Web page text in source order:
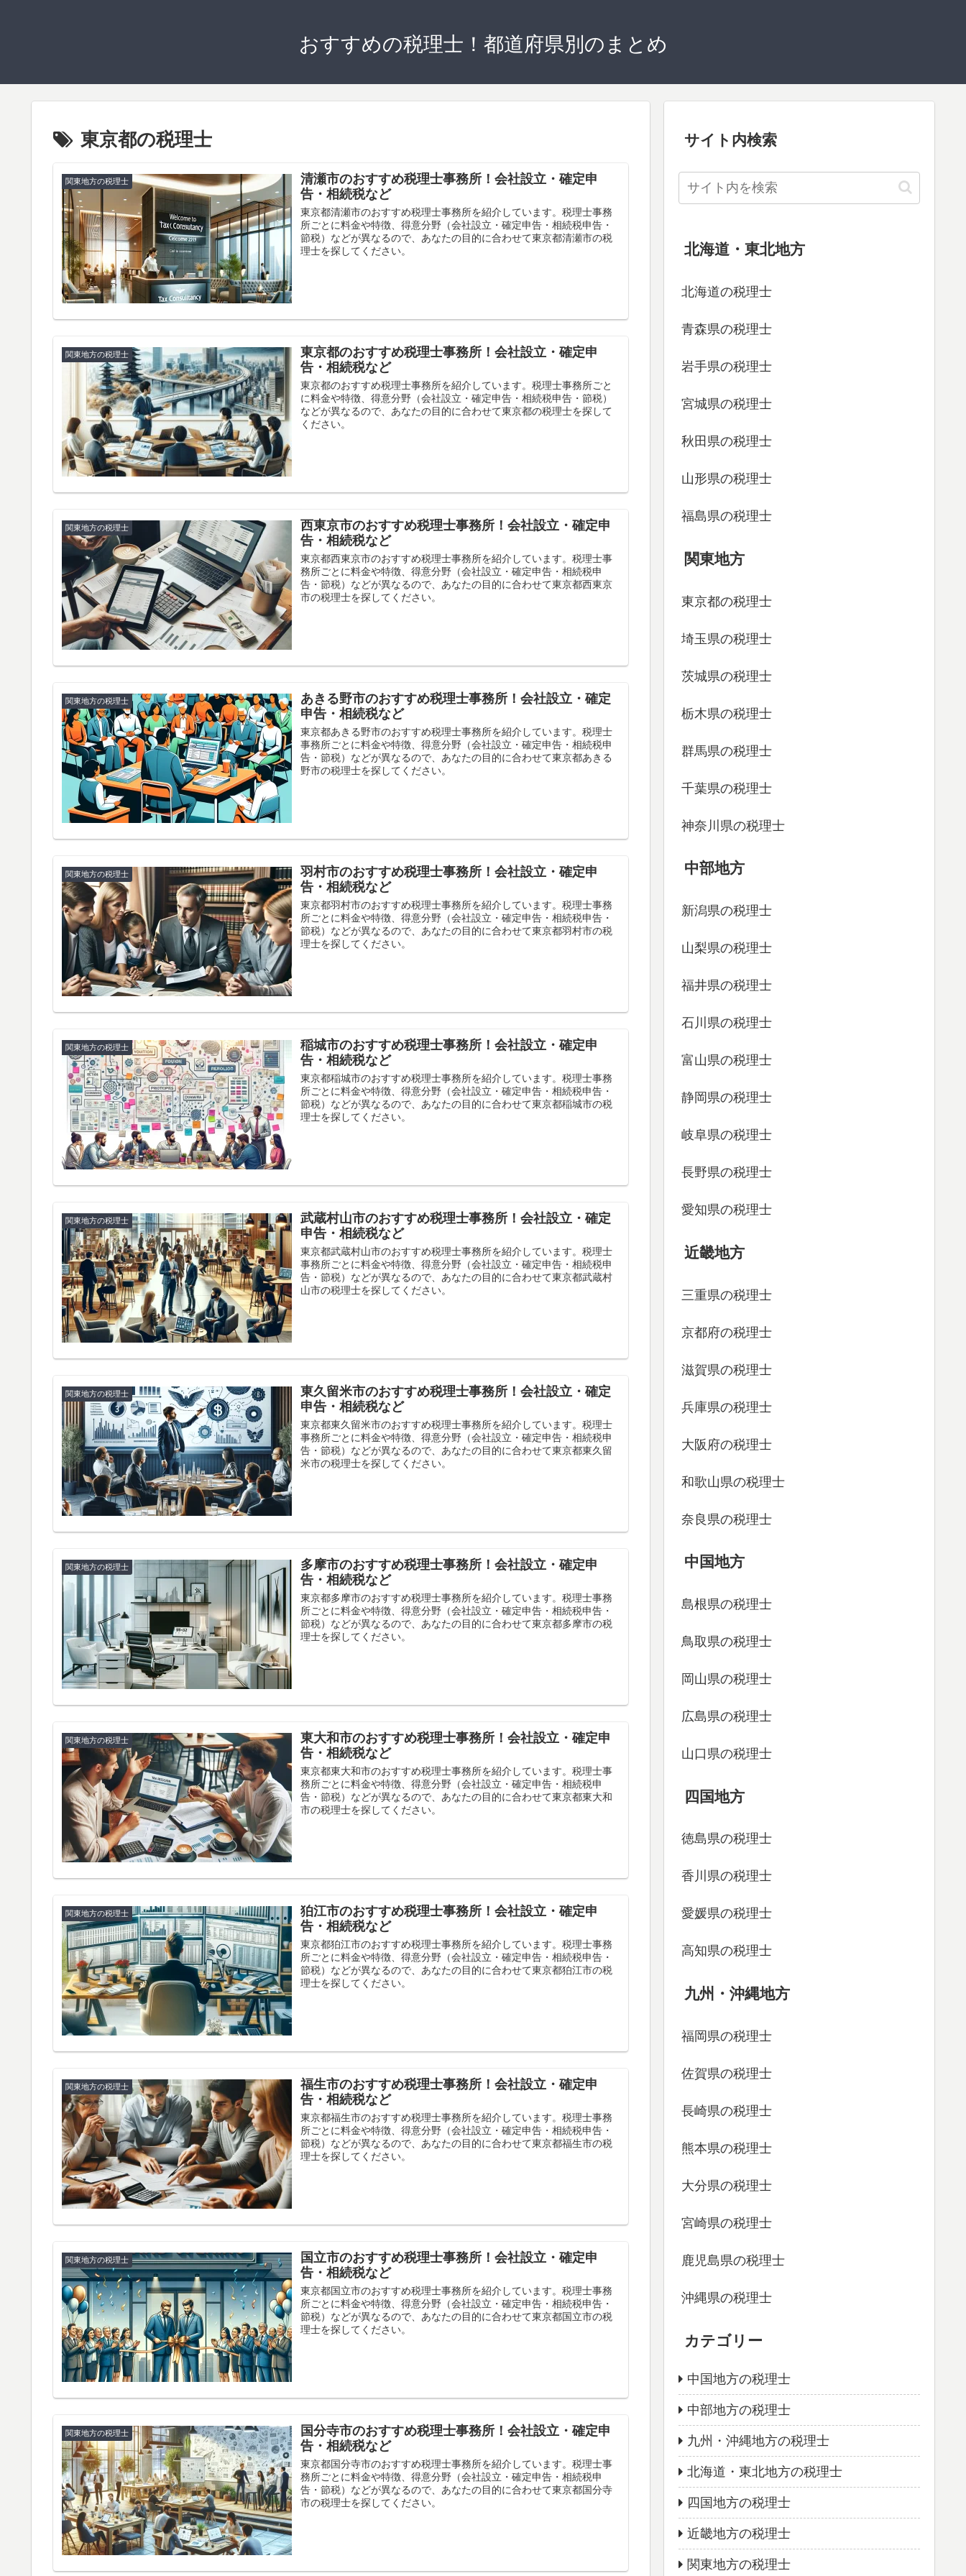
おすすめの税理士！都道府県別のまとめ
東京都の税理士
関東地方の税理士
清瀬市のおすすめ税理士事務所！会社設立・確定申
告・相続税など
東京都清瀬市のおすすめ税理士事務所を紹介しています。税理士事務
所ごとに料金や特徴、得意分野（会社設立・確定申告・相続税申告・
節税）などが異なるので、あなたの目的に合わせて東京都清瀬市の税
理士を探してください。
関東地方の税理士
東京都のおすすめ税理士事務所！会社設立・確定申
告・相続税など
東京都のおすすめ税理士事務所を紹介しています。税理士事務所ごと
に料金や特徴、得意分野（会社設立・確定申告・相続税申告・節税）
などが異なるので、あなたの目的に合わせて東京都の税理士を探して
ください。
関東地方の税理士
西東京市のおすすめ税理士事務所！会社設立・確定申
告・相続税など
東京都西東京市のおすすめ税理士事務所を紹介しています。税理士事
務所ごとに料金や特徴、得意分野（会社設立・確定申告・相続税申
告・節税）などが異なるので、あなたの目的に合わせて東京都西東京
市の税理士を探してください。
関東地方の税理士
あきる野市のおすすめ税理士事務所！会社設立・確定
申告・相続税など
東京都あきる野市のおすすめ税理士事務所を紹介しています。税理士
事務所ごとに料金や特徴、得意分野（会社設立・確定申告・相続税申
告・節税）などが異なるので、あなたの目的に合わせて東京都あきる
野市の税理士を探してください。
関東地方の税理士
羽村市のおすすめ税理士事務所！会社設立・確定申
告・相続税など
東京都羽村市のおすすめ税理士事務所を紹介しています。税理士事務
所ごとに料金や特徴、得意分野（会社設立・確定申告・相続税申告・
節税）などが異なるので、あなたの目的に合わせて東京都羽村市の税
理士を探してください。
関東地方の税理士
稲城市のおすすめ税理士事務所！会社設立・確定申
告・相続税など
東京都稲城市のおすすめ税理士事務所を紹介しています。税理士事務
所ごとに料金や特徴、得意分野（会社設立・確定申告・相続税申告・
節税）などが異なるので、あなたの目的に合わせて東京都稲城市の税
理士を探してください。
関東地方の税理士
武蔵村山市のおすすめ税理士事務所！会社設立・確定
申告・相続税など
東京都武蔵村山市のおすすめ税理士事務所を紹介しています。税理士
事務所ごとに料金や特徴、得意分野（会社設立・確定申告・相続税申
告・節税）などが異なるので、あなたの目的に合わせて東京都武蔵村
山市の税理士を探してください。
関東地方の税理士
東久留米市のおすすめ税理士事務所！会社設立・確定
申告・相続税など
東京都東久留米市のおすすめ税理士事務所を紹介しています。税理士
事務所ごとに料金や特徴、得意分野（会社設立・確定申告・相続税申
告・節税）などが異なるので、あなたの目的に合わせて東京都東久留
米市の税理士を探してください。
関東地方の税理士
多摩市のおすすめ税理士事務所！会社設立・確定申
告・相続税など
東京都多摩市のおすすめ税理士事務所を紹介しています。税理士事務
所ごとに料金や特徴、得意分野（会社設立・確定申告・相続税申告・
節税）などが異なるので、あなたの目的に合わせて東京都多摩市の税
理士を探してください。
関東地方の税理士
東大和市のおすすめ税理士事務所！会社設立・確定申
告・相続税など
東京都東大和市のおすすめ税理士事務所を紹介しています。税理士事
務所ごとに料金や特徴、得意分野（会社設立・確定申告・相続税申
告・節税）などが異なるので、あなたの目的に合わせて東京都東大和
市の税理士を探してください。
関東地方の税理士
狛江市のおすすめ税理士事務所！会社設立・確定申
告・相続税など
東京都狛江市のおすすめ税理士事務所を紹介しています。税理士事務
所ごとに料金や特徴、得意分野（会社設立・確定申告・相続税申告・
節税）などが異なるので、あなたの目的に合わせて東京都狛江市の税
理士を探してください。
関東地方の税理士
福生市のおすすめ税理士事務所！会社設立・確定申
告・相続税など
東京都福生市のおすすめ税理士事務所を紹介しています。税理士事務
所ごとに料金や特徴、得意分野（会社設立・確定申告・相続税申告・
節税）などが異なるので、あなたの目的に合わせて東京都福生市の税
理士を探してください。
関東地方の税理士
国立市のおすすめ税理士事務所！会社設立・確定申
告・相続税など
東京都国立市のおすすめ税理士事務所を紹介しています。税理士事務
所ごとに料金や特徴、得意分野（会社設立・確定申告・相続税申告・
節税）などが異なるので、あなたの目的に合わせて東京都国立市の税
理士を探してください。
関東地方の税理士
国分寺市のおすすめ税理士事務所！会社設立・確定申
告・相続税など
東京都国分寺市のおすすめ税理士事務所を紹介しています。税理士事
務所ごとに料金や特徴、得意分野（会社設立・確定申告・相続税申
告・節税）などが異なるので、あなたの目的に合わせて東京都国分寺
市の税理士を探してください。
サイト内検索
北海道・東北地方
北海道の税理士
青森県の税理士
岩手県の税理士
宮城県の税理士
秋田県の税理士
山形県の税理士
福島県の税理士
関東地方
東京都の税理士
埼玉県の税理士
茨城県の税理士
栃木県の税理士
群馬県の税理士
千葉県の税理士
神奈川県の税理士
中部地方
新潟県の税理士
山梨県の税理士
福井県の税理士
石川県の税理士
富山県の税理士
静岡県の税理士
岐阜県の税理士
長野県の税理士
愛知県の税理士
近畿地方
三重県の税理士
京都府の税理士
滋賀県の税理士
兵庫県の税理士
大阪府の税理士
和歌山県の税理士
奈良県の税理士
中国地方
島根県の税理士
鳥取県の税理士
岡山県の税理士
広島県の税理士
山口県の税理士
四国地方
徳島県の税理士
香川県の税理士
愛媛県の税理士
高知県の税理士
九州・沖縄地方
福岡県の税理士
佐賀県の税理士
長崎県の税理士
熊本県の税理士
大分県の税理士
宮崎県の税理士
鹿児島県の税理士
沖縄県の税理士
カテゴリー
中国地方の税理士
中部地方の税理士
九州・沖縄地方の税理士
北海道・東北地方の税理士
四国地方の税理士
近畿地方の税理士
関東地方の税理士